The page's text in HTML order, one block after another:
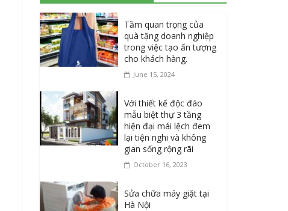
Tầm quan trọng của
quà tặng doanh nghiệp
trong việc tạo ấn tượng
cho khách hàng.
June 15, 2024
Với thiết kế độc đáo
mẫu biệt thự 3 tầng
hiện đại mái lệch đem
lại tiện nghi và không
gian sống rộng rãi
October 16, 2023
Sửa chữa máy giặt tại
Hà Nội